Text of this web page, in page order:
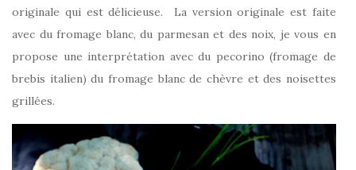
originale qui est délicieuse. La version originale est faite
avec du fromage blanc, du parmesan et des noix, je vous en
propose une interprétation avec du pecorino (fromage de
brebis italien) du fromage blanc de chèvre et des noisettes
grillées.